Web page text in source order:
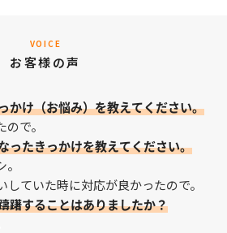
VOICE
お客様の声
け（お悩み）を教えてください。
で。
たきっかけを教えてください。
ていた時に対応が良かったので。
することはありましたか？